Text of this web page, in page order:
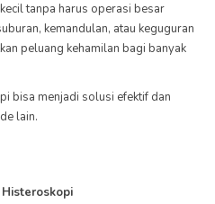
tanpa harus operasi besar
kemandulan, atau keguguran
peluang kehamilan bagi banyak
bisa menjadi solusi efektif dan
lain.